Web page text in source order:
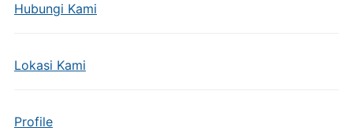
Hubungi Kami
Lokasi Kami
Profile